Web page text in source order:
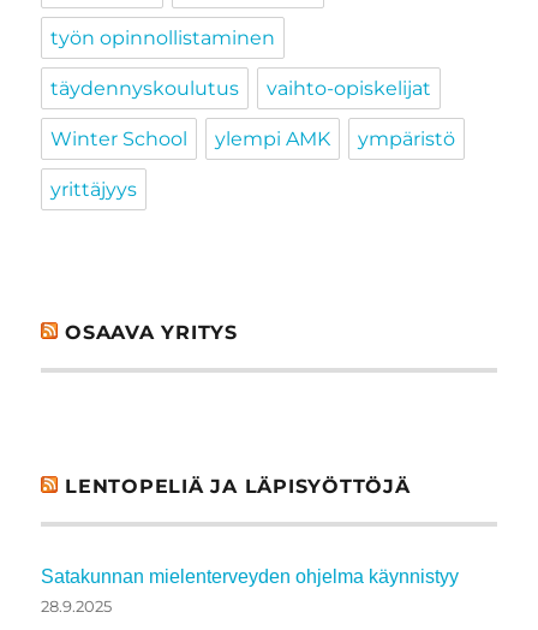
työn opinnollistaminen
täydennyskoulutus vaihto-opiskelijat
Winter School ylempi AMK ympäristö
yrittäjyys
OSAAVA YRITYS
LENTOPELIÄ JA LÄPISYÖTTÖJÄ
Satakunnan mielenterveyden ohjelma käynnistyy
28.9.2025